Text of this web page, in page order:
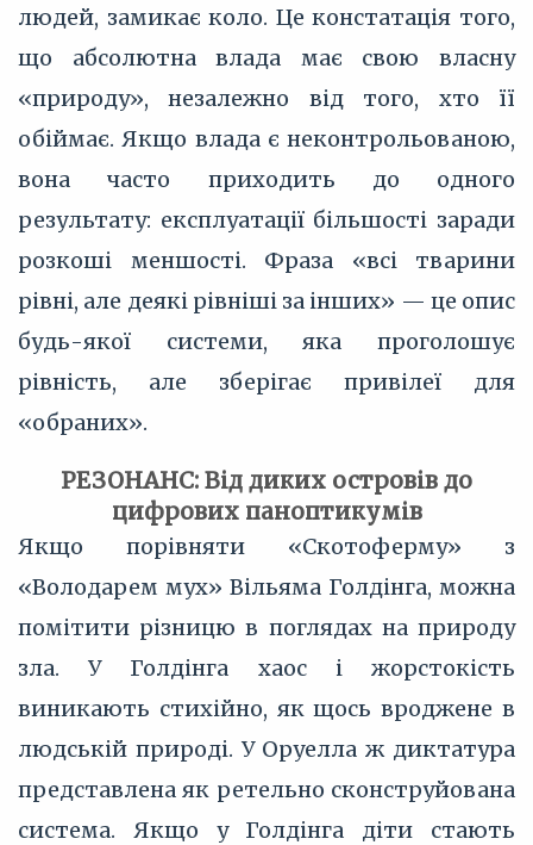
людей, замикає коло. Це констатація того,
що абсолютна влада має свою власну
«природу», незалежно від того, хто її
обіймає. Якщо влада є неконтрольованою,
вона часто приходить до одного
результату: експлуатації більшості заради
розкоші меншості. Фраза «всі тварини
рівні, але деякі рівніші за інших» — це опис
будь-якої системи, яка проголошує
рівність, але зберігає привілеї для
«обраних».
РЕЗОНАНС: Від диких островів до
цифрових паноптикумів
Якщо порівняти «Скотоферму» з
«Володарем мух» Вільяма Голдінга, можна
помітити різницю в поглядах на природу
зла. У Голдінга хаос і жорстокість
виникають стихійно, як щось вроджене в
людській природі. У Оруелла ж диктатура
представлена як ретельно сконструйована
система. Якщо у Голдінга діти стають